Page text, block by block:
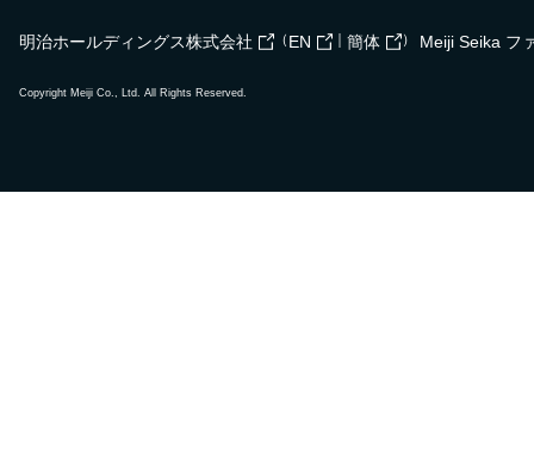
明治ホールディングス株式会社 （ EN ｜ 簡体 ） Meiji Seika フ
Copyright Meiji Co., Ltd. All Rights Reserved.